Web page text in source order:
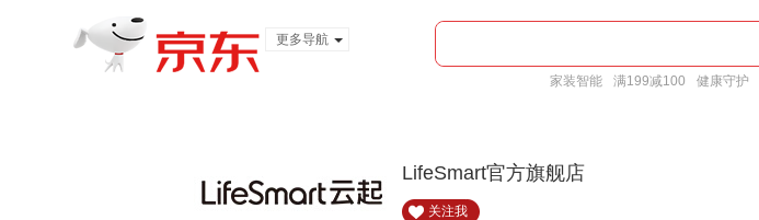
更多导航
家装智能 满199减100 健康守护
LifeSmart官方旗舰店
关注我